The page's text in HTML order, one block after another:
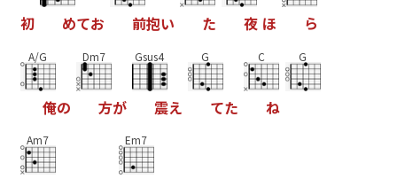
初 めてお 前抱い た 夜 ほ ら
A/G
俺の
Dm7
方が
Gsus4
震え
G
てた
C
ね
G
Am7 Em7